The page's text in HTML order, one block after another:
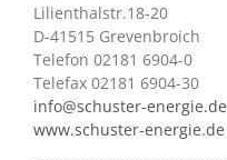
Lilienthalstr.18-20
D-41515 Grevenbroich
Telefon 02181 6904-0
Telefax 02181 6904-30
info@schuster-energie.de
www.schuster-energie.de